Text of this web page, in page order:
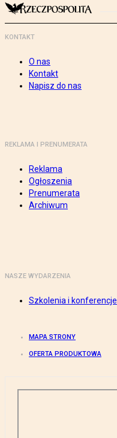
KONTAKT
O nas
Kontakt
Napisz do nas
REKLAMA I PRENUMERATA
Reklama
Ogłoszenia
Prenumerata
Archiwum
NASZE WYDARZENIA
Szkolenia i konferencje
MAPA STRONY
OFERTA PRODUKTOWA